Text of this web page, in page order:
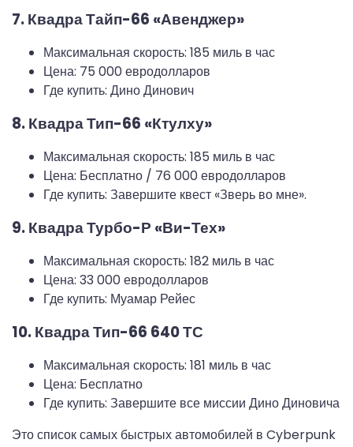
7. Квадра Тайп-66 «Авенджер»
Максимальная скорость: 185 миль в час
Цена: 75 000 евродолларов
Где купить: Дино Динович
8. Квадра Тип-66 «Ктулху»
Максимальная скорость: 185 миль в час
Цена: Бесплатно / 76 000 евродолларов
Где купить: Завершите квест «Зверь во мне».
9. Квадра Турбо-Р «Ви-Тех»
Максимальная скорость: 182 миль в час
Цена: 33 000 евродолларов
Где купить: Муамар Рейес
10. Квадра Тип-66 640 ТС
Максимальная скорость: 181 миль в час
Цена: Бесплатно
Где купить: Завершите все миссии Дино Диновича
Это список самых быстрых автомобилей в Cyberpunk